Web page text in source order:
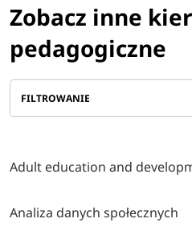
Zobacz inne
pedagogiczne
FILTROWANIE
Adult education and
Analiza danych społecznych